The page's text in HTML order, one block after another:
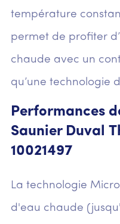
température
permet de profiter
chaude avec un
qu’une technologie
Performances
Saunier Duval
10021497
La technologie
d'eau chaude